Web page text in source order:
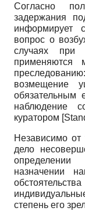
Согласно
задержания
информирует
вопрос о
случаях при
применяются
возмещение
обязательным
наблюдение
куратором [
Независимо от
дело
назначении
степень его